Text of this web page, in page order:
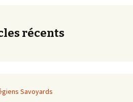
récents
Savoyards